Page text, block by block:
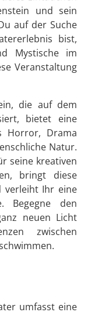
und sein
auf der Suche
bist,
Mystische im
Veranstaltung
die auf dem
bietet eine
Horror, Drama
Natur.
seine kreativen
bringt diese
verleiht Ihr eine
Begegne den
neuen Licht
zwischen
umfasst eine